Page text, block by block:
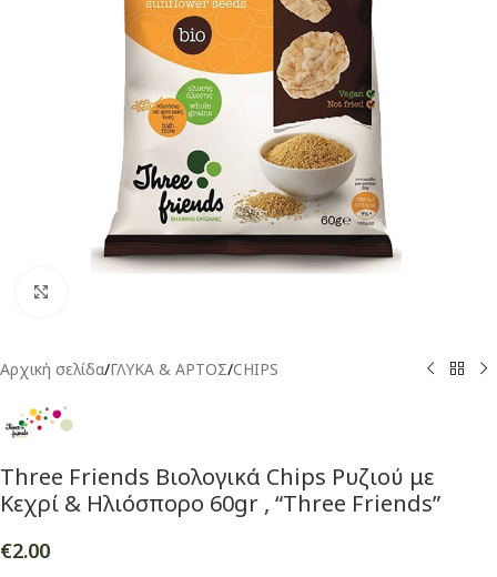
Αρχική σελίδα/ΓΛΥΚΑ & ΑΡΤΟΣ/CHIPS
Three Friends Βιολογικά Chips Ρυζιού με
Κεχρί & Ηλιόσπορο 60gr , “Three Friends”
€2.00